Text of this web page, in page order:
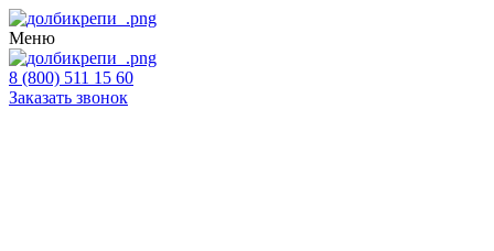
Меню
8 (800) 511 15 60
Заказать звонок